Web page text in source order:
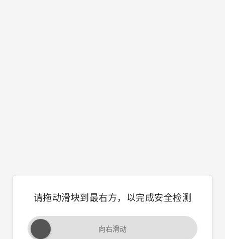
请拖动滑块到最右方，以完成安全检测
向右滑动